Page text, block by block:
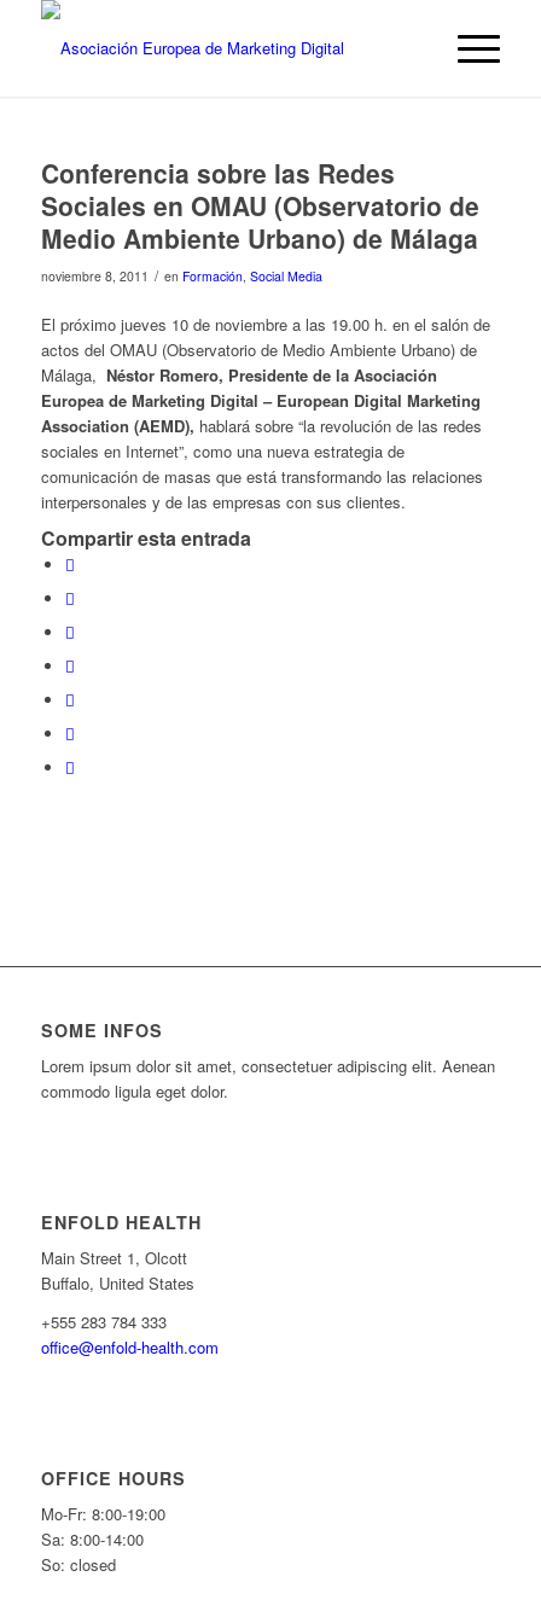
Conferencia sobre las Redes
Sociales en OMAU (Observatorio de
Medio Ambiente Urbano) de Málaga
noviembre 8, 2011 / en Formación, Social Media
El próximo jueves 10 de noviembre a las 19.00 h. en el salón de
actos del OMAU (Observatorio de Medio Ambiente Urbano) de
Málaga, Néstor Romero, Presidente de la Asociación
Europea de Marketing Digital – European Digital Marketing
Association (AEMD), hablará sobre “la revolución de las redes
sociales en Internet”, como una nueva estrategia de
comunicación de masas que está transformando las relaciones
interpersonales y de las empresas con sus clientes.
Compartir esta entrada
SOME INFOS
Lorem ipsum dolor sit amet, consectetuer adipiscing elit. Aenean
commodo ligula eget dolor.
ENFOLD HEALTH
Main Street 1, Olcott
Buffalo, United States
+555 283 784 333
office@enfold-health.com
OFFICE HOURS
Mo-Fr: 8:00-19:00
Sa: 8:00-14:00
So: closed